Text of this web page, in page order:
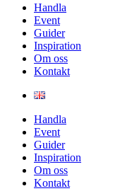
Handla
Event
Guider
Inspiration
Om oss
Kontakt
Handla
Event
Guider
Inspiration
Om oss
Kontakt